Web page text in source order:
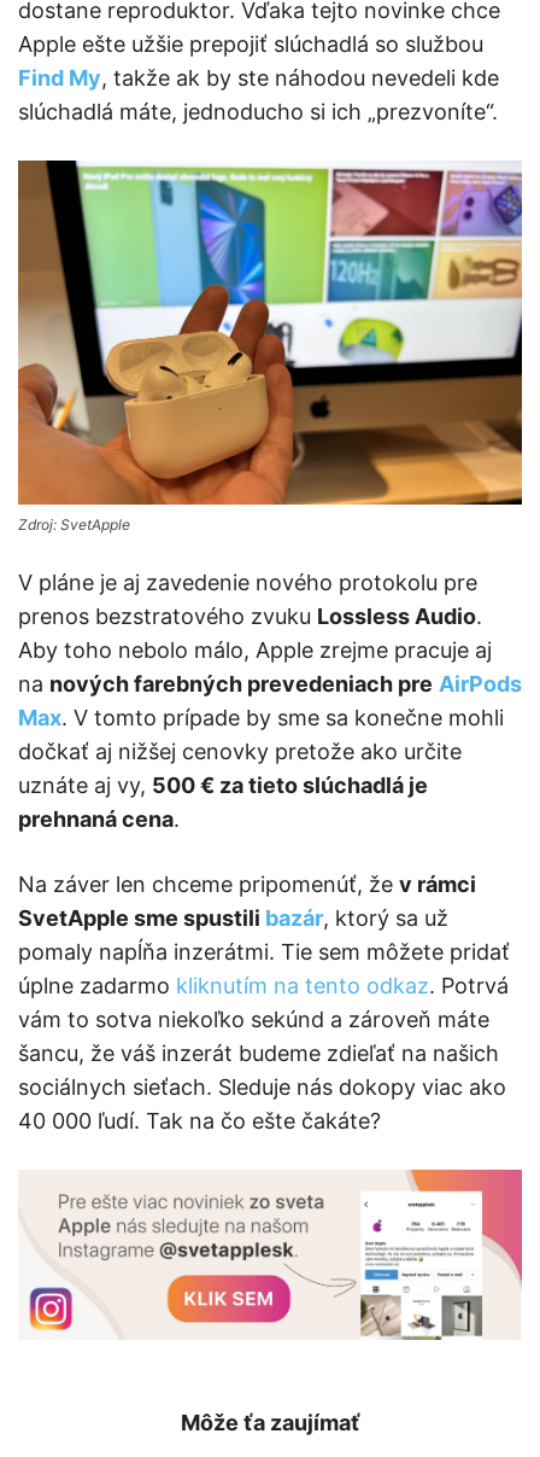
dostane reproduktor. Vďaka tejto novinke chce
Apple ešte užšie prepojiť slúchadlá so službou
Find My, takže ak by ste náhodou nevedeli kde
slúchadlá máte, jednoducho si ich „prezvoníte“.
Zdroj: SvetApple
V pláne je aj zavedenie nového protokolu pre
prenos bezstratového zvuku Lossless Audio.
Aby toho nebolo málo, Apple zrejme pracuje aj
na nových farebných prevedeniach pre AirPods
Max. V tomto prípade by sme sa konečne mohli
dočkať aj nižšej cenovky pretože ako určite
uznáte aj vy, 500 € za tieto slúchadlá je
prehnaná cena.
Na záver len chceme pripomenúť, že v rámci
SvetApple sme spustili bazár, ktorý sa už
pomaly napĺňa inzerátmi. Tie sem môžete pridať
úplne zadarmo kliknutím na tento odkaz. Potrvá
vám to sotva niekoľko sekúnd a zároveň máte
šancu, že váš inzerát budeme zdieľať na našich
sociálnych sieťach. Sleduje nás dokopy viac ako
40 000 ľudí. Tak na čo ešte čakáte?
Môže ťa zaujímať